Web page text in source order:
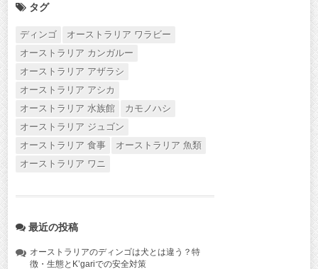
タグ
ディンゴ
オーストラリア ワラビー
オーストラリア カンガルー
オーストラリア アザラシ
オーストラリア アシカ
オーストラリア 水族館
カモノハシ
オーストラリア ジュゴン
オーストラリア 食事
オーストラリア 魚類
オーストラリア ワニ
最近の投稿
オーストラリアのディンゴは犬とは違う？特
徴・生態とK’gariでの安全対策